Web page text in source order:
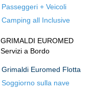
Passeggeri + Veicoli
Camping all Inclusive
GRIMALDI EUROMED
Servizi a Bordo
Grimaldi Euromed Flotta
Soggiorno sulla nave